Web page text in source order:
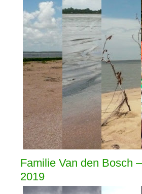
Familie Van den Bosch
2019